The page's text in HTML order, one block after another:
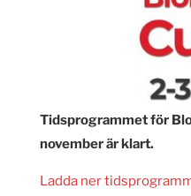
Tidsprogrammet för
november är klart.
Ladda ner